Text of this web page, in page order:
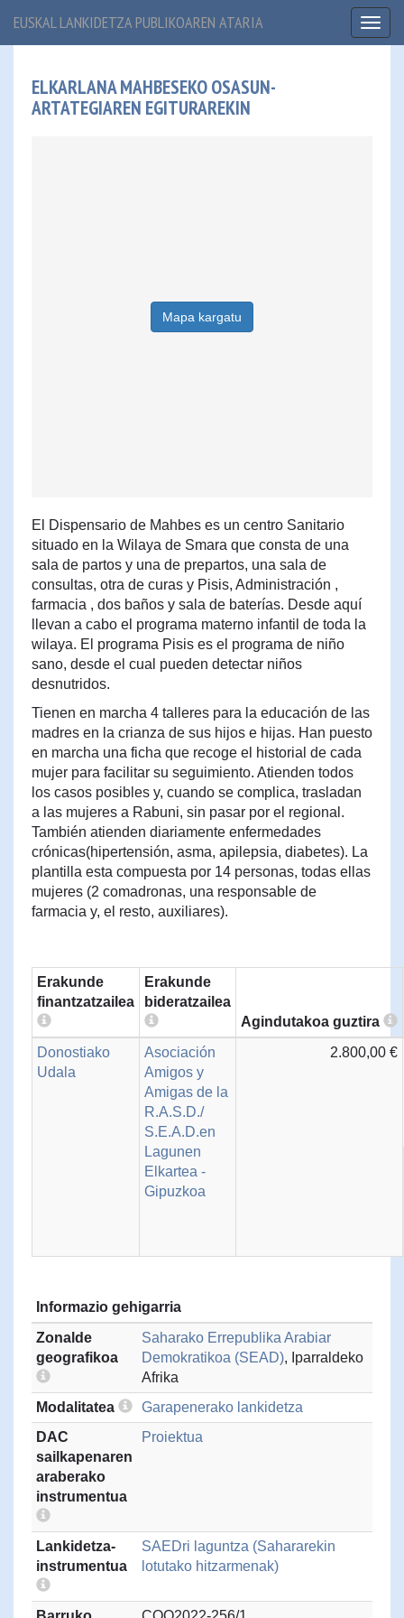
EUSKAL LANKIDETZA PUBLIKOAREN ATARIA
ELKARLANA MAHBESEKO OSASUN-
ARTATEGIAREN EGITURAREKIN
Mapa kargatu
El Dispensario de Mahbes es un centro Sanitario
situado en la Wilaya de Smara que consta de una
sala de partos y una de prepartos, una sala de
consultas, otra de curas y Pisis, Administración ,
farmacia , dos baños y sala de baterías. Desde aquí
llevan a cabo el programa materno infantil de toda la
wilaya. El programa Pisis es el programa de niño
sano, desde el cual pueden detectar niños
desnutridos.
Tienen en marcha 4 talleres para la educación de las
madres en la crianza de sus hijos e hijas. Han puesto
en marcha una ficha que recoge el historial de cada
mujer para facilitar su seguimiento. Atienden todos
los casos posibles y, cuando se complica, trasladan
a las mujeres a Rabuni, sin pasar por el regional.
También atienden diariamente enfermedades
crónicas(hipertensión, asma, apilepsia, diabetes). La
plantilla esta compuesta por 14 personas, todas ellas
mujeres (2 comadronas, una responsable de
farmacia y, el resto, auxiliares).
Erakunde
finantzatzailea
Erakunde
bideratzailea
Agindutakoa guztira
Donostiako
Udala
Asociación
Amigos y
Amigas de la
R.A.S.D./
S.E.A.D.en
Lagunen
Elkartea -
Gipuzkoa
2.800,00 €
Informazio gehigarria
Zonalde
geografikoa
Saharako Errepublika Arabiar
Demokratikoa (SEAD), Iparraldeko
Afrika
Modalitatea
Garapenerako lankidetza
DAC
sailkapenaren
araberako
instrumentua
Proiektua
Lankidetza-
instrumentua
SAEDri laguntza (Sahararekin
lotutako hitzarmenak)